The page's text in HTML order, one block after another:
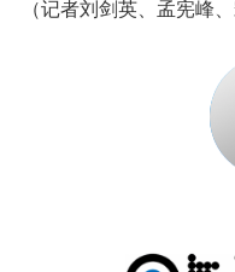
（记者刘剑英、孟宪峰